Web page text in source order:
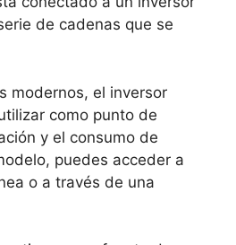
de cadenas que se
modernos, el inversor
como punto de
y el consumo de
puedes acceder a
o a través de una